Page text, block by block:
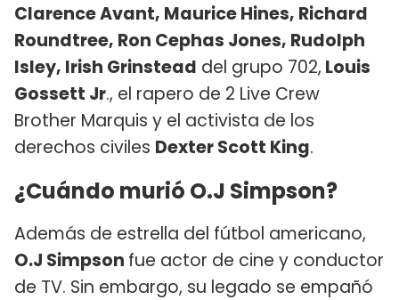
Clarence Avant, Maurice Hines, Richard
Roundtree, Ron Cephas Jones, Rudolph
Isley, Irish Grinstead del grupo 702, Louis
Gossett Jr., el rapero de 2 Live Crew
Brother Marquis y el activista de los
derechos civiles Dexter Scott King.
¿Cuándo murió O.J Simpson?
Además de estrella del fútbol americano,
O.J Simpson fue actor de cine y conductor
de TV. Sin embargo, su legado se empañó